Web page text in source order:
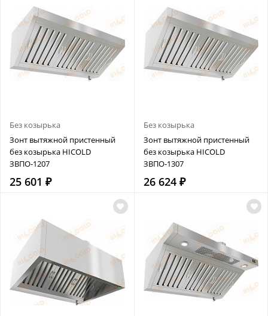
Без козырька
Зонт вытяжной пристенный
без козырька HICOLD
ЗВПО-1207
25 601 ₽
Без козырька
Зонт вытяжной пристенный
без козырька HICOLD
ЗВПО-1307
26 624 ₽